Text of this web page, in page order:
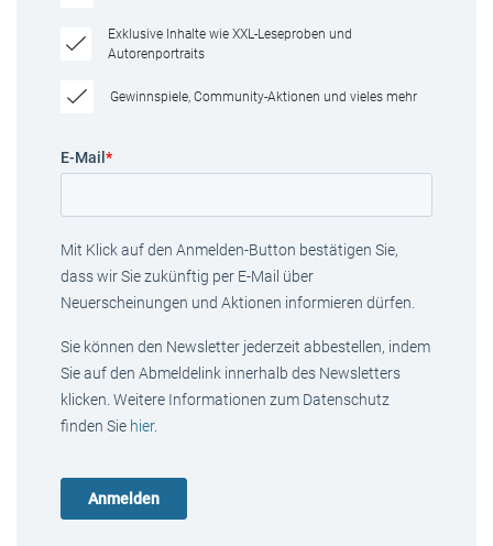
Exklusive Inhalte wie XXL-Leseproben und
Autorenportraits
Gewinnspiele, Community-Aktionen und vieles mehr
E-Mail *
Mit Klick auf den Anmelden-Button bestätigen Sie,
dass wir Sie zukünftig per E-Mail über
Neuerscheinungen und Aktionen informieren dürfen.
Sie können den Newsletter jederzeit abbestellen, indem
Sie auf den Abmeldelink innerhalb des Newsletters
klicken. Weitere Informationen zum Datenschutz
finden Sie hier.